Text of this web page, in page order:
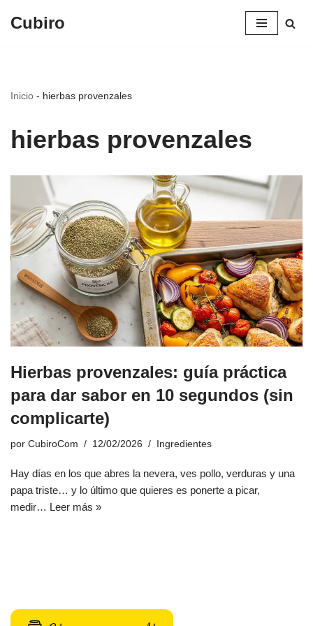
Cubiro
Inicio - hierbas provenzales
hierbas provenzales
Hierbas provenzales: guía práctica
para dar sabor en 10 segundos (sin
complicarte)
por CubiroCom 12/02/2026 Ingredientes
Hay días en los que abres la nevera, ves pollo, verduras y una
papa triste… y lo último que quieres es ponerte a picar,
medir… Leer más »